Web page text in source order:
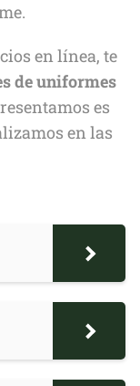
en línea, te
de uniformes
es
en las